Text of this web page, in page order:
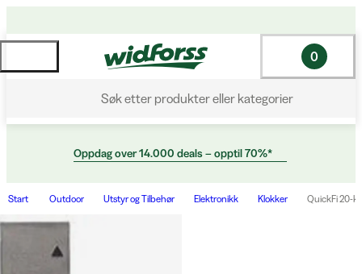
Søk etter produkter eller kategorier
0
Oppdag over 14.000 deals – opptil 70%*
Start Outdoor Utstyr og Tilbehør Elektronikk Klokker QuickFi 20-